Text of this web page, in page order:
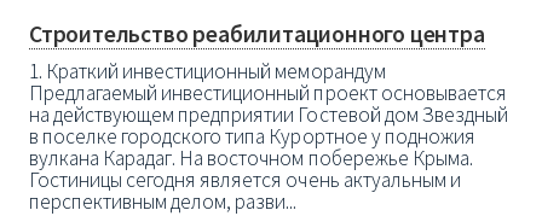
Строительство реабилитационного центра
1. Краткий инвестиционный меморандум
Предлагаемый инвестиционный проект основывается
на действующем предприятии Гостевой дом Звездный
в поселке городского типа Курортное у подножия
вулкана Карадаг. На восточном побережье Крыма.
Гостиницы сегодня является очень актуальным и
перспективным делом, разви...